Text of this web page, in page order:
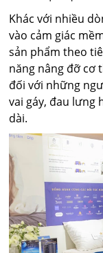
Khác với nhiều
vào cảm giác
sản phẩm theo
năng nâng đỡ cơ
đối với những
vai gáy, đau lưng
dài.